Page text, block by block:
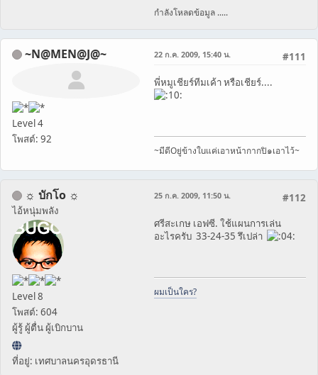
กำลังโหลดข้อมูล .....
~N@MEN@J@~
Level 4
โพสต์: 92
#111
22 ก.ค. 2009, 15:40 น.
พี่หมูเชียร์ทีมเค้า หรือเชียร์....
~มีดีOยู่ข้างใuแค่เอาหน้ากากปิ๑เอาไว้~
☼ บักโo ☼
ไอ้หนุ่มพลัง
Level 8
โพสต์: 604
ผู้รู้ ผู้ตื่น ผู้เบิกบาน
ที่อยู่: เทศบาลนครอุดรธานี
#112
25 ก.ค. 2009, 11:50 น.
ศรีสะเกษ เอฟซี. ใช้แผนการเล่น
อะไรครับ 33-24-35 รึเปล่า
ผมเป็นใคร?